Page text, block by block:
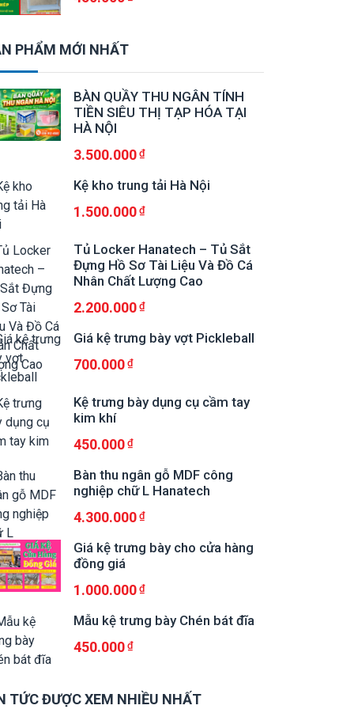
PHẨM MỚI NHẤT
BÀN QUẦY THU NGÂN TÍNH
TIỀN SIÊU THỊ TẠP HÓA TẠI
HÀ NỘI
3.500.000
Kệ kho trung tải Hà Nội
1.500.000
Tủ Locker Hanatech – Tủ Sắt
Đựng Hồ Sơ Tài Liệu Và Đồ Cá
Nhân Chất Lượng Cao
2.200.000
Giá kệ trưng bày vợt Pickleball
700.000
Kệ trưng bày dụng cụ cầm tay
kim khí
450.000
Bàn thu ngân gỗ MDF công
nghiệp chữ L Hanatech
4.300.000
Giá kệ trưng bày cho cửa hàng
đồng giá
1.000.000
Mẫu kệ trưng bày Chén bát đĩa
450.000
TỨC ĐƯỢC XEM NHIỀU NHẤT